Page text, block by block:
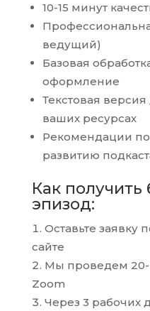
10-15 минут
ведущий)
Базовая
оформление
Текстовая
ваших ресурсах
Рекомендации
развитию
Как
эпизод:
Оставьте заявку
сайте
Мы проведем
Zoom
Через 3 рабочих